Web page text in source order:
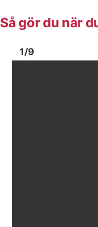
Så gör du när
Bild1
1/9